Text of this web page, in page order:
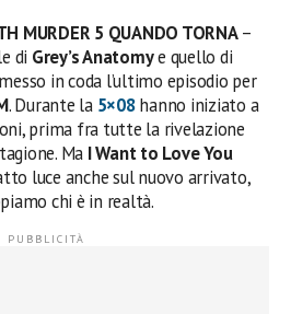
MURDER 5 QUANDO TORNA–
di Grey’s Anatomye quello di
in coda l’ultimo episodio per
. Durante la 5×08hanno iniziato a
prima fra tutte la rivelazione
Ma I Want to Love You
luce anche sul nuovo arrivato,
chi è in realtà.